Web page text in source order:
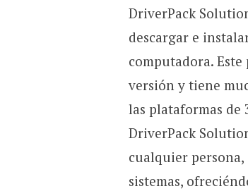
DriverPack
descargar e
computadora.
versión y tiene
las plataformas de
DriverPack
cualquier persona,
sistemas,